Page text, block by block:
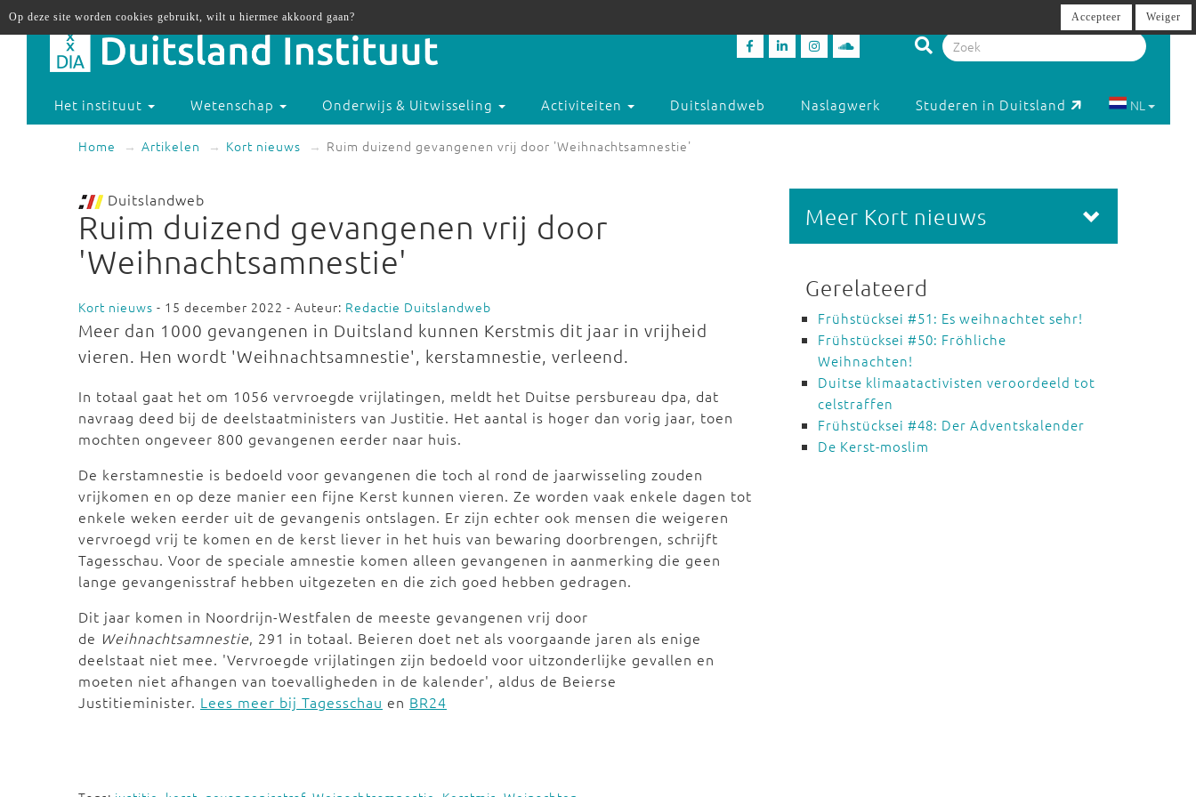
Het instituut Wetenschap Onderwijs & Uitwisseling Activiteiten Duitslandweb Naslagwerk Studeren in Duitsland NL
Home Artikelen Kort nieuws Ruim duizend gevangenen vrij door 'Weihnachtsamnestie'
Duitslandweb
Ruim duizend gevangenen vrij door
'Weihnachtsamnestie'
Kort nieuws - 15 december 2022 - Auteur: Redactie Duitslandweb
Meer dan 1000 gevangenen in Duitsland kunnen Kerstmis dit jaar in vrijheid
vieren. Hen wordt 'Weihnachtsamnestie', kerstamnestie, verleend.
In totaal gaat het om 1056 vervroegde vrijlatingen, meldt het Duitse persbureau dpa, dat
navraag deed bij de deelstaatministers van Justitie. Het aantal is hoger dan vorig jaar, toen
mochten ongeveer 800 gevangenen eerder naar huis.
De kerstamnestie is bedoeld voor gevangenen die toch al rond de jaarwisseling zouden
vrijkomen en op deze manier een fijne Kerst kunnen vieren. Ze worden vaak enkele dagen tot
enkele weken eerder uit de gevangenis ontslagen. Er zijn echter ook mensen die weigeren
vervroegd vrij te komen en de kerst liever in het huis van bewaring doorbrengen, schrijft
Tagesschau. Voor de speciale amnestie komen alleen gevangenen in aanmerking die geen
lange gevangenisstraf hebben uitgezeten en die zich goed hebben gedragen.
Dit jaar komen in Noordrijn-Westfalen de meeste gevangenen vrij door
de Weihnachtsamnestie, 291 in totaal. Beieren doet net als voorgaande jaren als enige
deelstaat niet mee. 'Vervroegde vrijlatingen zijn bedoeld voor uitzonderlijke gevallen en
moeten niet afhangen van toevalligheden in de kalender', aldus de Beierse
Justitieminister. Lees meer bij Tagesschau en BR24
Meer Kort nieuws
Gerelateerd
Frühstücksei #51: Es weihnachtet sehr!
Frühstücksei #50: Fröhliche
Weihnachten!
Duitse klimaatactivisten veroordeeld tot
celstraffen
Frühstücksei #48: Der Adventskalender
De Kerst-moslim
Op deze site worden cookies gebruikt, wilt u hiermee akkoord gaan? Accepteer Weiger